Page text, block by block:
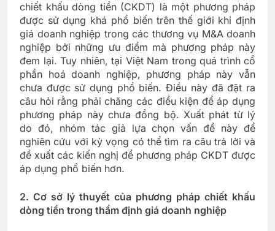
chiết khấu dòng tiền (CKDT) là một phương pháp
được sử dụng khá phổ biến trên thế giới khi định
giá doanh nghiệp trong các thương vụ M&A doanh
nghiệp bởi những ưu điểm mà phương pháp này
đem lại. Tuy nhiên, tại Việt Nam trong quá trình cổ
phần hoá doanh nghiệp, phương pháp này vẫn
chưa được sử dụng phổ biến. Điều này đã đặt ra
câu hỏi rằng phải chăng các điều kiện để áp dụng
phương pháp này chưa đồng bộ. Xuất phát từ lý
do đó, nhóm tác giả lựa chọn vấn đề này để
nghiên cứu với kỳ vọng có thể tìm ra câu trả lời và
đề xuất các kiến nghị để phương pháp CKDT được
áp dụng phổ biến hơn.
2. Cơ sở lý thuyết của phương pháp chiết khấu
dòng tiền trong thẩm định giá doanh nghiệp